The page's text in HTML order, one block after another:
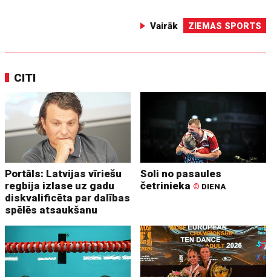
Vairāk ZIEMAS SPORTS
CITI
Portāls: Latvijas vīriešu
regbija izlase uz gadu
diskvalificēta par dalības
spēlēs atsaukšanu
Soli no pasaules
četrinieka © DIENA